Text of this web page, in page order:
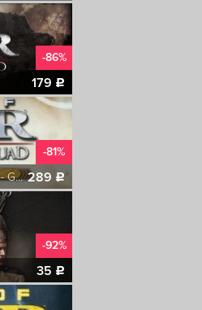
-86%
179 c
-81%
Men of War Assault Squad 2 - Gold Edition 289 c
-92%
35 c